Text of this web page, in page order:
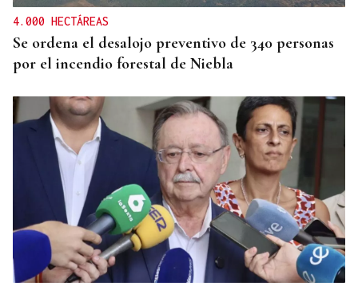
4.000 HECTÁREAS
Se ordena el desalojo preventivo de 340 personas
por el incendio forestal de Niebla